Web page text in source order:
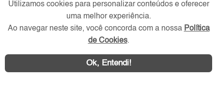
WhatsApp Contatar
Área exclusiva aos anunciantes,
acesse sua conta:
Utilizamos cookies para personalizar conteúdos e oferecer
uma melhor experiência.
Ao navegar neste site, você concorda com a nossa Política
de Cookies.
Ok, Entendi!